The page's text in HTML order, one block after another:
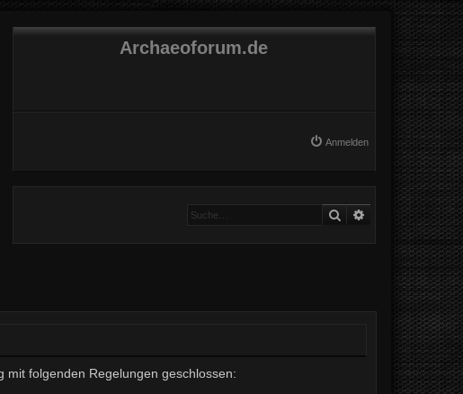
Archaeoforum.de
Anmelden
Suche Erweiterte Suche
mit folgenden Regelungen geschlossen: